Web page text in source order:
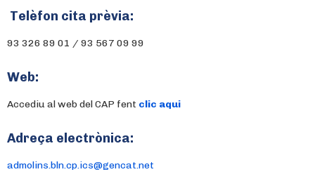
Telèfon cita prèvia:
93 326 89 01 / 93 567 09 99
Web:
Accediu al web del CAP fent clic aqui
Adreça electrònica:
admolins.bln.cp.ics@gencat.net